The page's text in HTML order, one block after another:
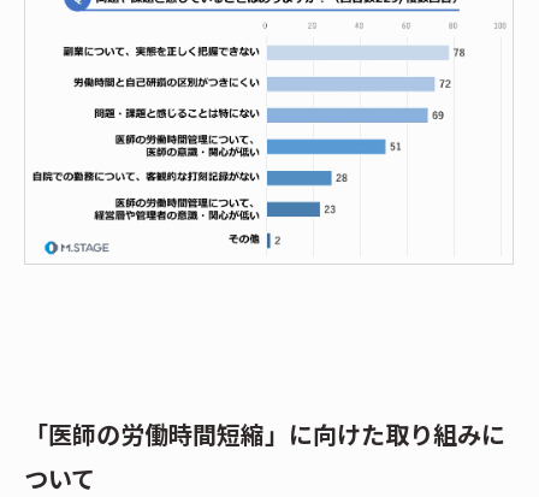
「医師の労働時間短縮」に向けた取り組みに
ついて